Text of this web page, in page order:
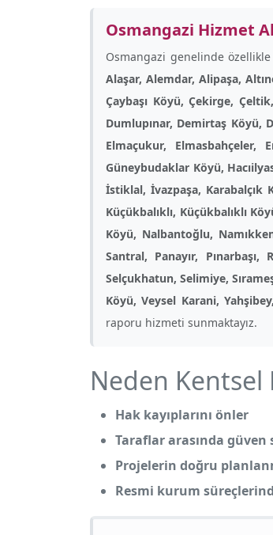
Osmangazi Hizmet
Osmangazi genelinde özellikle
Alaşar, Alemdar, Alipaşa,
Çaybaşı Köyü, Çekirge,
Dumlupınar, Demirtaş Köyü,
Elmaçukur,
Güneybudaklar Köyü,
İstiklal, İvazpaşa, Karabalçık
Küçükbalıklı, Küçükbalıklı
Köyü, Nalbantoğlu,
Santral, Panayır,
Selçukhatun, Selimiye,
Köyü, Veysel Karani,
raporu hizmeti sunmaktayız.
Neden Kentsel
Hak kayıplarını önler
Taraflar arasında güven
Projelerin doğru
Resmi kurum